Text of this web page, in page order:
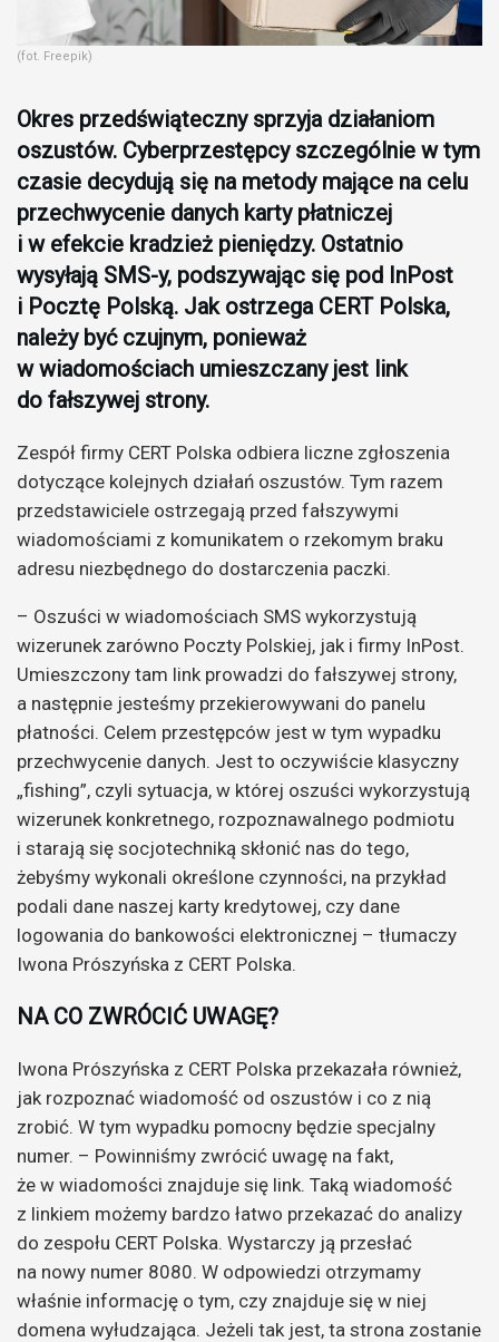
(fot. Freepik)
Okres przedświąteczny sprzyja działaniom
oszustów. Cyberprzestępcy szczególnie w tym
czasie decydują się na metody mające na celu
przechwycenie danych karty płatniczej
i w efekcie kradzież pieniędzy. Ostatnio
wysyłają SMS-y, podszywając się pod InPost
i Pocztę Polską. Jak ostrzega CERT Polska,
należy być czujnym, ponieważ
w wiadomościach umieszczany jest link
do fałszywej strony.
Zespół firmy CERT Polska odbiera liczne zgłoszenia
dotyczące kolejnych działań oszustów. Tym razem
przedstawiciele ostrzegają przed fałszywymi
wiadomościami z komunikatem o rzekomym braku
adresu niezbędnego do dostarczenia paczki.
– Oszuści w wiadomościach SMS wykorzystują
wizerunek zarówno Poczty Polskiej, jak i firmy InPost.
Umieszczony tam link prowadzi do fałszywej strony,
a następnie jesteśmy przekierowywani do panelu
płatności. Celem przestępców jest w tym wypadku
przechwycenie danych. Jest to oczywiście klasyczny
„fishing”, czyli sytuacja, w której oszuści wykorzystują
wizerunek konkretnego, rozpoznawalnego podmiotu
i starają się socjotechniką skłonić nas do tego,
żebyśmy wykonali określone czynności, na przykład
podali dane naszej karty kredytowej, czy dane
logowania do bankowości elektronicznej – tłumaczy
Iwona Prószyńska z CERT Polska.
NA CO ZWRÓCIĆ UWAGĘ?
Iwona Prószyńska z CERT Polska przekazała również,
jak rozpoznać wiadomość od oszustów i co z nią
zrobić. W tym wypadku pomocny będzie specjalny
numer. – Powinniśmy zwrócić uwagę na fakt,
że w wiadomości znajduje się link. Taką wiadomość
z linkiem możemy bardzo łatwo przekazać do analizy
do zespołu CERT Polska. Wystarczy ją przesłać
na nowy numer 8080. W odpowiedzi otrzymamy
właśnie informację o tym, czy znajduje się w niej
domena wyłudzająca. Jeżeli tak jest, ta strona zostanie